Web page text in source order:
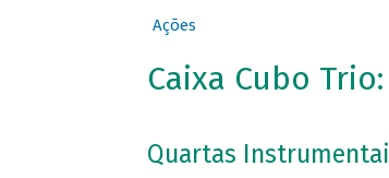
Ações
Caixa Cubo
Quartas